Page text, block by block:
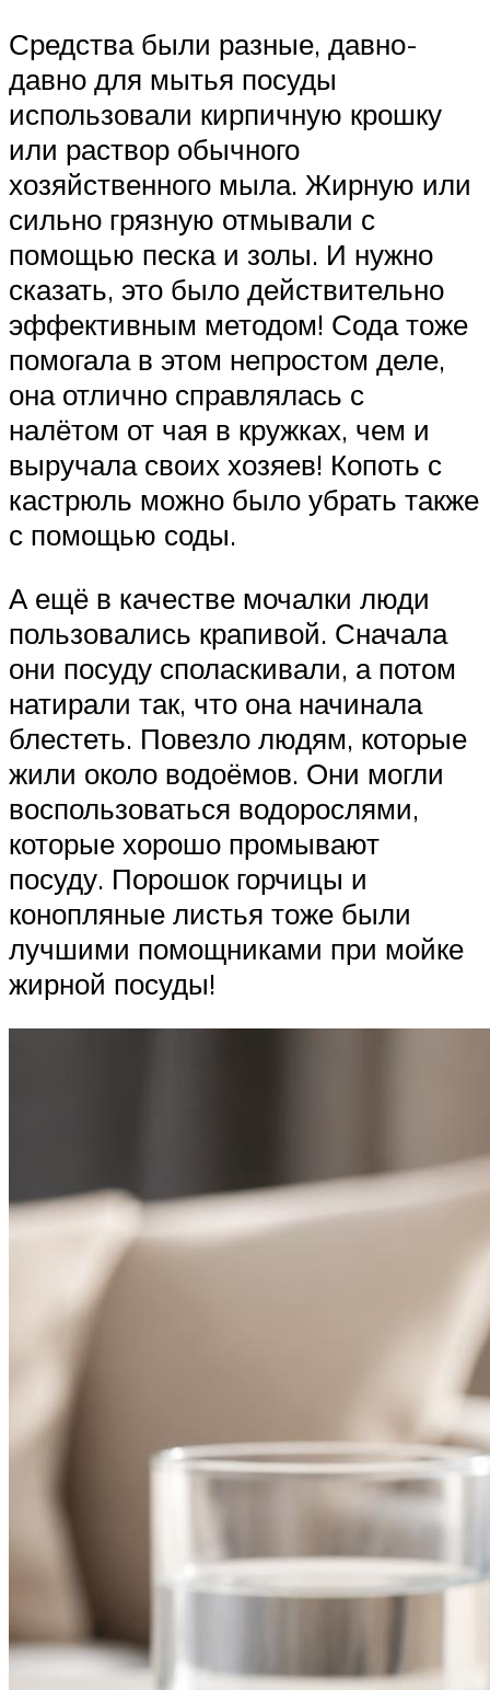
Средства были разные, давно-
давно для мытья посуды
использовали кирпичную крошку
или раствор обычного
хозяйственного мыла. Жирную или
сильно грязную отмывали с
помощью песка и золы. И нужно
сказать, это было действительно
эффективным методом! Сода тоже
помогала в этом непростом деле,
она отлично справлялась с
налётом от чая в кружках, чем и
выручала своих хозяев! Копоть с
кастрюль можно было убрать также
с помощью соды.
А ещё в качестве мочалки люди
пользовались крапивой. Сначала
они посуду споласкивали, а потом
натирали так, что она начинала
блестеть. Повезло людям, которые
жили около водоёмов. Они могли
воспользоваться водорослями,
которые хорошо промывают
посуду. Порошок горчицы и
конопляные листья тоже были
лучшими помощниками при мойке
жирной посуды!